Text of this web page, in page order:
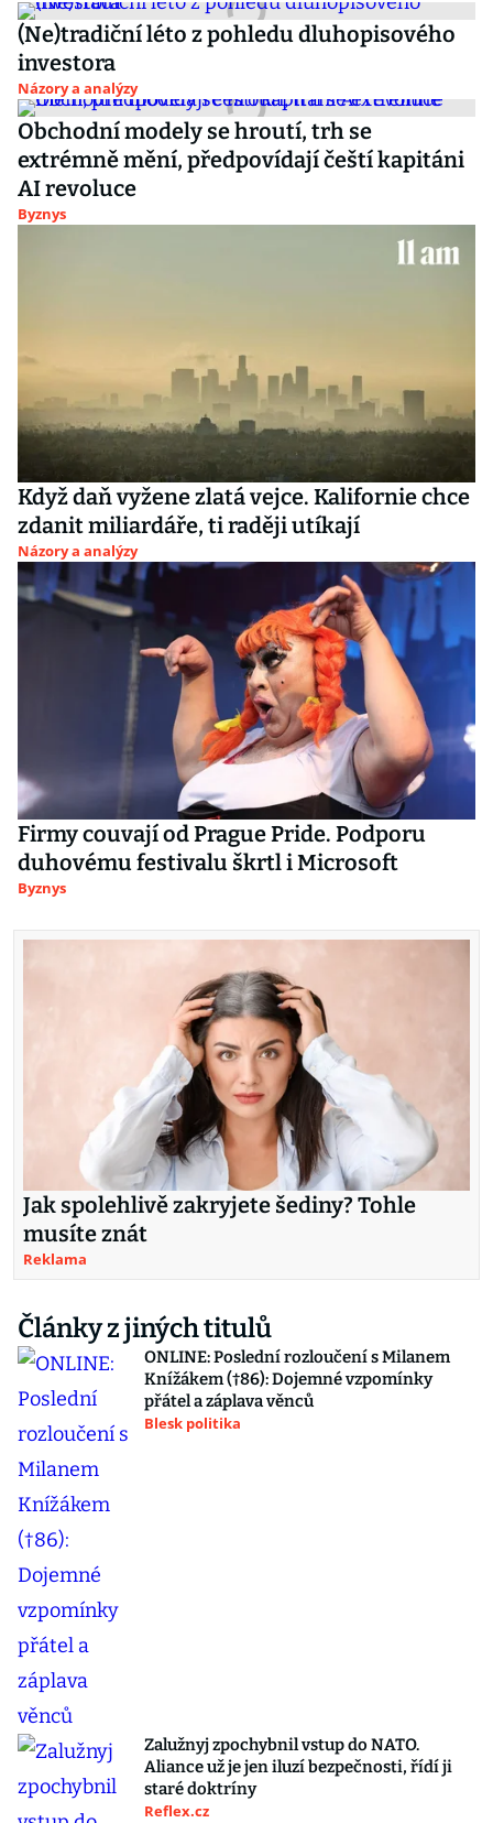
(Ne)tradiční léto z pohledu dluhopisového
investora
Názory a analýzy
Obchodní modely se hroutí, trh se
extrémně mění, předpovídají čeští kapitáni
AI revoluce
Byznys
Když daň vyžene zlatá vejce. Kalifornie chce
zdanit miliardáře, ti raději utíkají
Názory a analýzy
Firmy couvají od Prague Pride. Podporu
duhovému festivalu škrtl i Microsoft
Byznys
Jak spolehlivě zakryjete šediny? Tohle
musíte znát
Reklama
Články z jiných titulů
ONLINE: Poslední rozloučení s Milanem
Knížákem (†86): Dojemné vzpomínky
přátel a záplava věnců
Blesk politika
Zalužnyj zpochybnil vstup do NATO.
Aliance už je jen iluzí bezpečnosti, řídí ji
staré doktríny
Reflex.cz